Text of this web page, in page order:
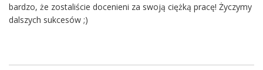
bardzo, że zostaliście docenieni za swoją ciężką pracę! Życzymy
dalszych sukcesów ;)